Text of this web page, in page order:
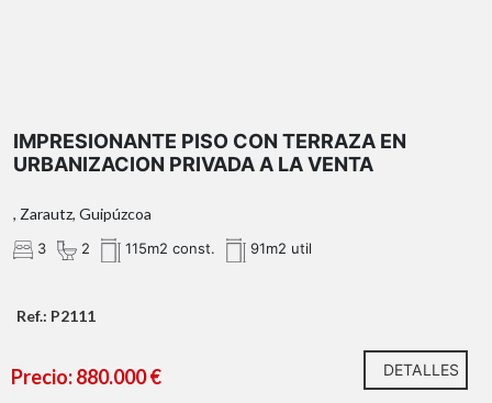
IMPRESIONANTE PISO CON TERRAZA EN
URBANIZACION PRIVADA A LA VENTA
, Zarautz, Guipúzcoa
3 2 115m2 const. 91m2 util
Ref.: P2111
Precio: 880.000 € DETALLES